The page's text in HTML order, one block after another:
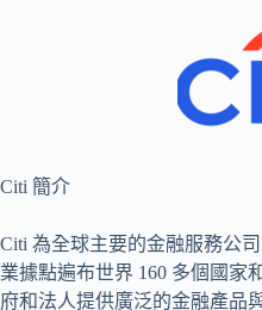
Citi 簡介
Citi 為全球主要的金融服務公
業據點遍布世界 160 多個國家
府和法人提供廣泛的金融產品